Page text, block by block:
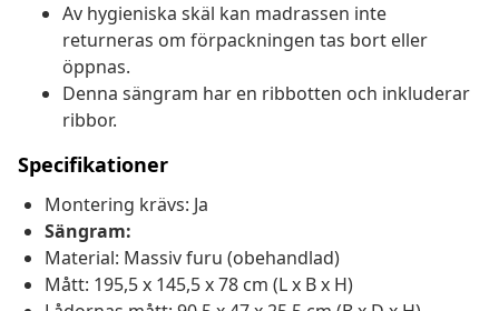
Av hygieniska skäl kan madrassen inte
returneras om förpackningen tas bort eller
öppnas.
Denna sängram har en ribbotten och inkluderar
ribbor.
Specifikationer
Montering krävs: Ja
Sängram:
Material: Massiv furu (obehandlad)
Mått: 195,5 x 145,5 x 78 cm (L x B x H)